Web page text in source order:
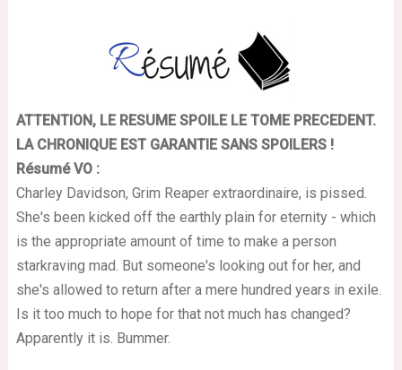
ATTENTION, LE RESUME SPOILE LE TOME PRECEDENT.
LA CHRONIQUE EST GARANTIE SANS SPOILERS !
Résumé VO :
Charley Davidson, Grim Reaper extraordinaire, is pissed.
She's been kicked off the earthly plain for eternity - which
is the appropriate amount of time to make a person
starkraving mad. But someone's looking out for her, and
she's allowed to return after a mere hundred years in exile.
Is it too much to hope for that not much has changed?
Apparently it is. Bummer.